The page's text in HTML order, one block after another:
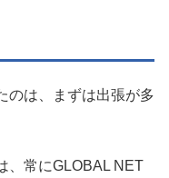
のは、まずは出張が多
、常にGLOBAL NET